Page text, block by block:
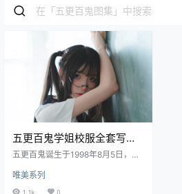
五更百鬼学姐校服全套写真
资源合集
五更百鬼诞生于1998年8月5日，是
孩。尽管她刚刚涉足coser圈，但已
经成功吸引了23.5万粉丝关注，这
唯美系列
1.1k 0